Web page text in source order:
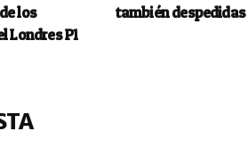
los
Londres P1
también despedidas